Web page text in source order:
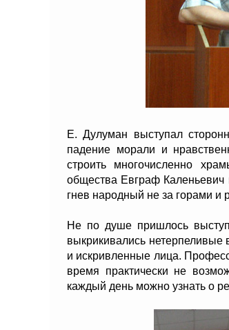
Е. Дулуман выступал
падение морали и
строить многочисленно
общества Евграф Каленьевич
гнев народный не за горами и
Не по душе пришлось
выкрикивались
и искривленные лица.
время практически не
каждый день можно узнать о